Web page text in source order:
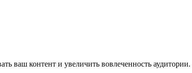
ваш контент и увеличить вовлеченность аудитории.